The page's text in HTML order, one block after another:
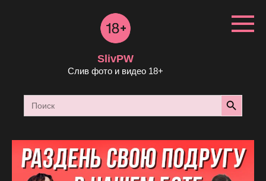
SlivPW
Слив фото и видео 18+
Search
for:
Search Button